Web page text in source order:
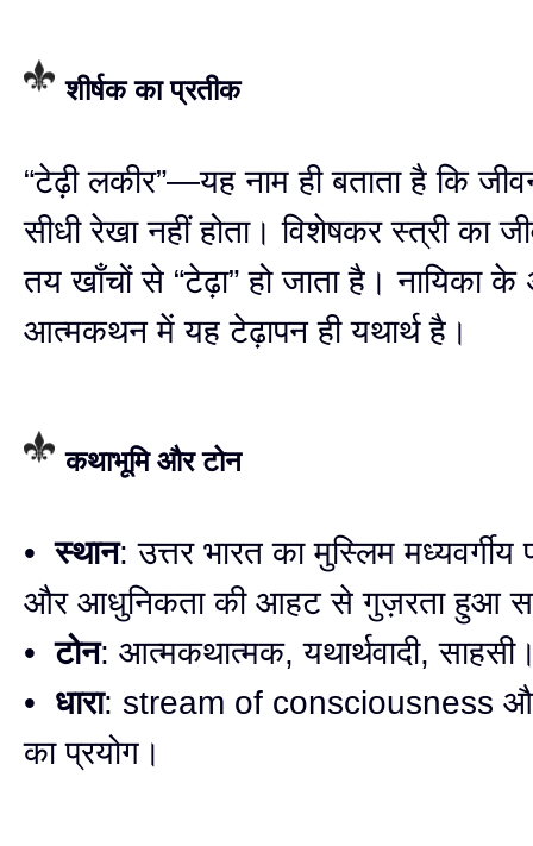
शीर्षक का प्रतीक
“टेढ़ी लकीर”—यह नाम ही बताता है कि
सीधी रेखा नहीं होता। विशेषकर स्त्री का
तय खाँचों से “टेढ़ा” हो जाता है। नायिका
आत्मकथन में यह टेढ़ापन ही यथार्थ है।
कथाभूमि और टोन
•स्थान: उत्तर भारत का मुस्लिम मध्यवर्गीय
और आधुनिकता की आहट से गुज़रता हुआ
•टोन: आत्मकथात्मक, यथार्थवादी,
• धारा: stream of consciousness
का प्रयोग।